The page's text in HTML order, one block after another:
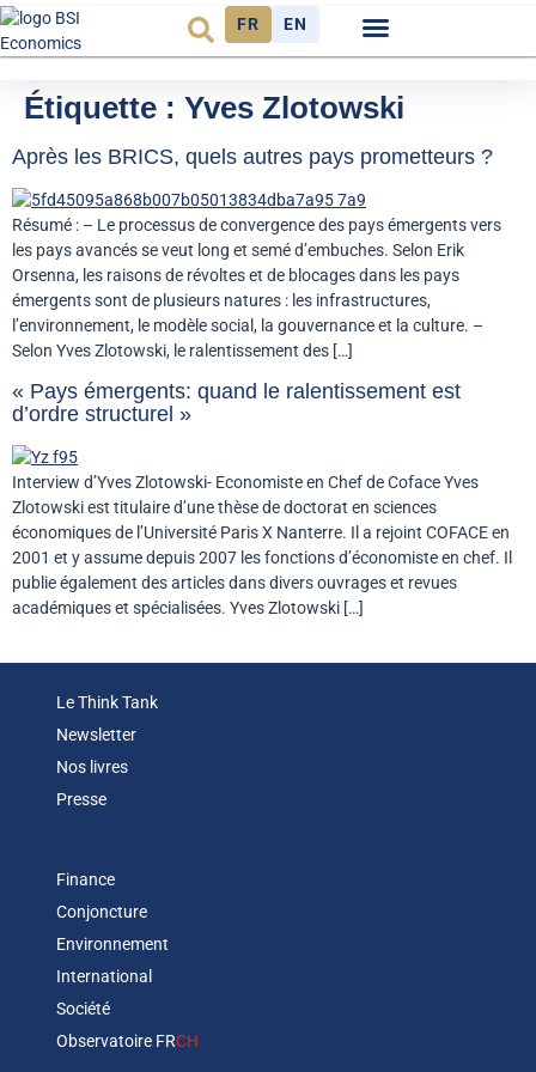
FR EN
Étiquette : Yves Zlotowski
Après les BRICS, quels autres pays prometteurs ?
Résumé : – Le processus de convergence des pays émergents vers
les pays avancés se veut long et semé d’embuches. Selon Erik
Orsenna, les raisons de révoltes et de blocages dans les pays
émergents sont de plusieurs natures : les infrastructures,
l’environnement, le modèle social, la gouvernance et la culture. –
Selon Yves Zlotowski, le ralentissement des […]
« Pays émergents: quand le ralentissement est
d’ordre structurel »
Interview d’Yves Zlotowski- Economiste en Chef de Coface Yves
Zlotowski est titulaire d’une thèse de doctorat en sciences
économiques de l’Université Paris X Nanterre. Il a rejoint COFACE en
2001 et y assume depuis 2007 les fonctions d’économiste en chef. Il
publie également des articles dans divers ouvrages et revues
académiques et spécialisées. Yves Zlotowski […]
Le Think Tank
Newsletter
Nos livres
Presse
Finance
Conjoncture
Environnement
International
Société
Observatoire FRCH